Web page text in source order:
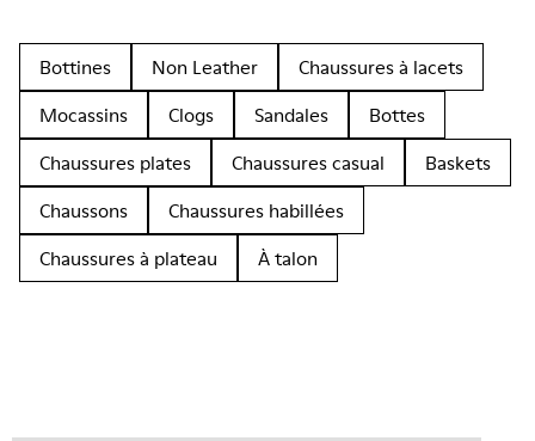
Bottines Non Leather
Chaussures à lacets
Mocassins
Clogs Sandales
Bottes
Chaussures plates
Chaussures casual
Baskets
Chaussons
Chaussures habillées
Chaussures à plateau
À talon